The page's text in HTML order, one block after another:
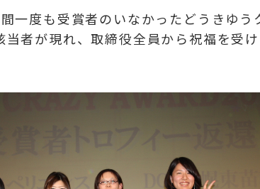
一度も受賞者のいなかったどうきゆ
当者が現れ、取締役全員から祝福を受け